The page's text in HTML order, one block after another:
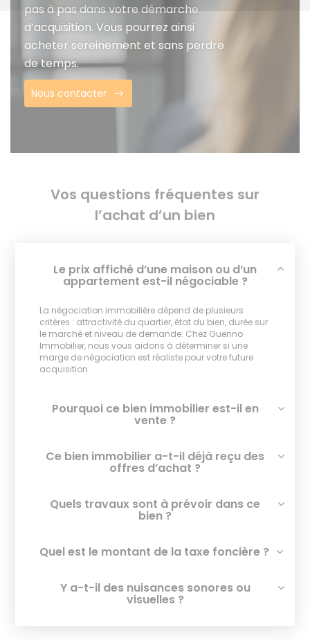
pas à pas dans votre démarche
d’acquisition. Vous pourrez ainsi
acheter sereinement et sans perdre
de temps.
Nous contacter
Vos questions fréquentes sur
l’achat d’un bien
Le prix affiché d’une maison ou d’un
appartement est-il négociable ?
La négociation immobilière dépend de plusieurs
critères : attractivité du quartier, état du bien, durée sur
le marché et niveau de demande. Chez Guenno
Immobilier, nous vous aidons à déterminer si une
marge de négociation est réaliste pour votre future
acquisition.
Pourquoi ce bien immobilier est-il en
vente ?
Ce bien immobilier a-t-il déjà reçu des
offres d’achat ?
Quels travaux sont à prévoir dans ce
bien ?
Quel est le montant de la taxe foncière ?
Y a-t-il des nuisances sonores ou
visuelles ?